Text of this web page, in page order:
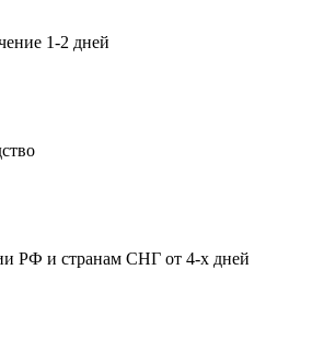
1-2 дней
РФ и странам СНГ от 4-х дней